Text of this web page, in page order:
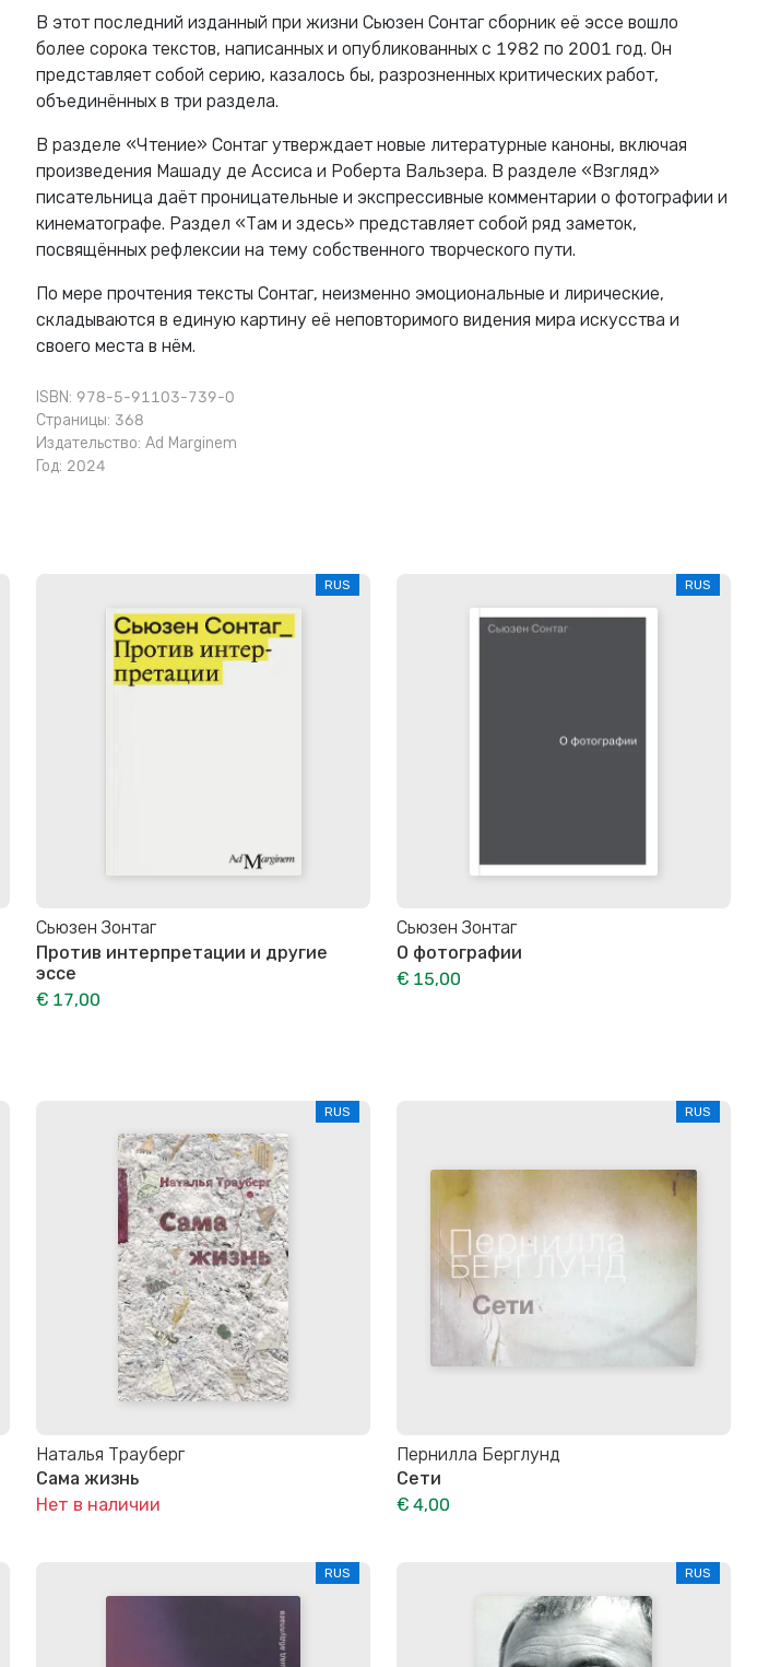
В этот последний изданный при жизни Сьюзен Сонтаг сборник её эссе вошло
более сорока текстов, написанных и опубликованных с 1982 по 2001 год. Он
представляет собой серию, казалось бы, разрозненных критических работ,
объединённых в три раздела.
В разделе «Чтение» Сонтаг утверждает новые литературные каноны, включая
произведения Машаду де Ассиса и Роберта Вальзера. В разделе «Взгляд»
писательница даёт проницательные и экспрессивные комментарии о фотографии и
кинематографе. Раздел «Там и здесь» представляет собой ряд заметок,
посвящённых рефлексии на тему собственного творческого пути.
По мере прочтения тексты Сонтаг, неизменно эмоциональные и лирические,
складываются в единую картину её неповторимого видения мира искусства и
своего места в нём.
ISBN: 978-5-91103-739-0
Страницы: 368
Издательство: Ad Marginem
Год: 2024
RUS
Сьюзен Зонтаг
Против интерпретации и другие
эссе
€ 17,00
RUS
Сьюзен Зонтаг
О фотографии
€ 15,00
RUS
Наталья Трауберг
Сама жизнь
Нет в наличии
RUS
Пернилла Берглунд
Сети
€ 4,00
RUS RUS